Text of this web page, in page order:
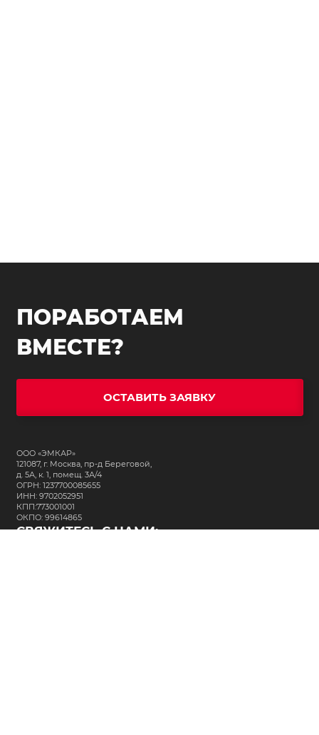
ПОРАБОТАЕМ
ВМЕСТЕ?
ОСТАВИТЬ ЗАЯВКУ
ООО «ЭМКАР»
121087, г. Москва, пр-д Береговой,
д. 5А, к. 1, помещ. 3А/4
ОГРН: 1237700085655
ИНН: 9702052951
КПП:773001001
ОКПО: 99614865
СВЯЖИТЕСЬ С НАМИ: